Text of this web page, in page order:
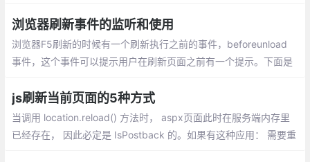
浏览器刷新事件的监听和使用
浏览器F5刷新的时候有一个刷新执行之前的事件，beforeunload
事件，这个事件可以提示用户在刷新页面之前有一个提示。下面是
js刷新当前页面的5种方式
当调用 location.reload() 方法时， aspx页面此时在服务端内存里
已经存在， 因此必定是 IsPostback 的。如果有这种应用： 需要重